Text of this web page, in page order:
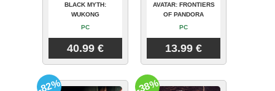
BLACK MYTH:
WUKONG
PC
40.99 €
AVATAR: FRONTIERS
OF PANDORA
PC
13.99 €
-82% -38%